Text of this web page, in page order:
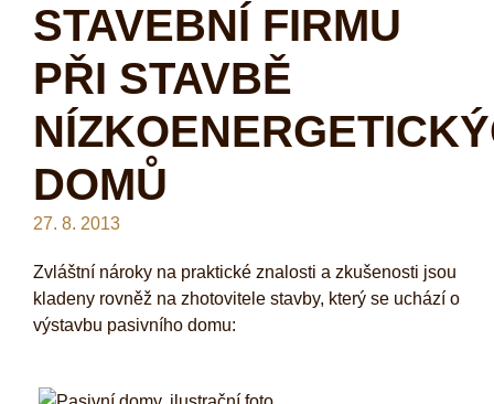
STAVEBNÍ FIRMU
PŘI STAVBĚ
DOMŮ
27. 8. 2013
Zvláštní nároky na praktické znalosti a zkušenosti jsou
kladeny rovněž na zhotovitele stavby, který se uchází o
výstavbu pasivního domu: